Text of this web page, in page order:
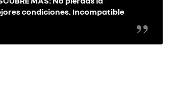
condiciones. Incompatible